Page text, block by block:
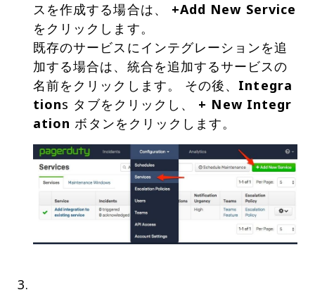
スを作成する場合は、 +Add New Service
をクリックします。
既存のサービスにインテグレーションを追
加する場合は、統合を追加するサービスの
名前をクリックします。 その後、 Integra
tions タブをクリックし、 + New Integr
ation